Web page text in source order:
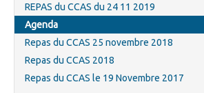
REPAS du CCAS du 24 11 2019
Agenda
Repas du CCAS 25 novembre 2018
Repas du CCAS 2018
Repas du CCAS le 19 Novembre 2017